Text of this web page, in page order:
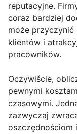
reputacyjne.
coraz bardziej
może przyczynić
klientów i
pracowników.
Oczywiście,
pewnymi
czasowymi.
zazwyczaj
oszczędnościom